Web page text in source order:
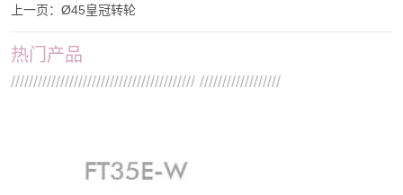
上一页：Ø45皇冠转轮
热门产品
///////////////////////////////////////// //////////////////